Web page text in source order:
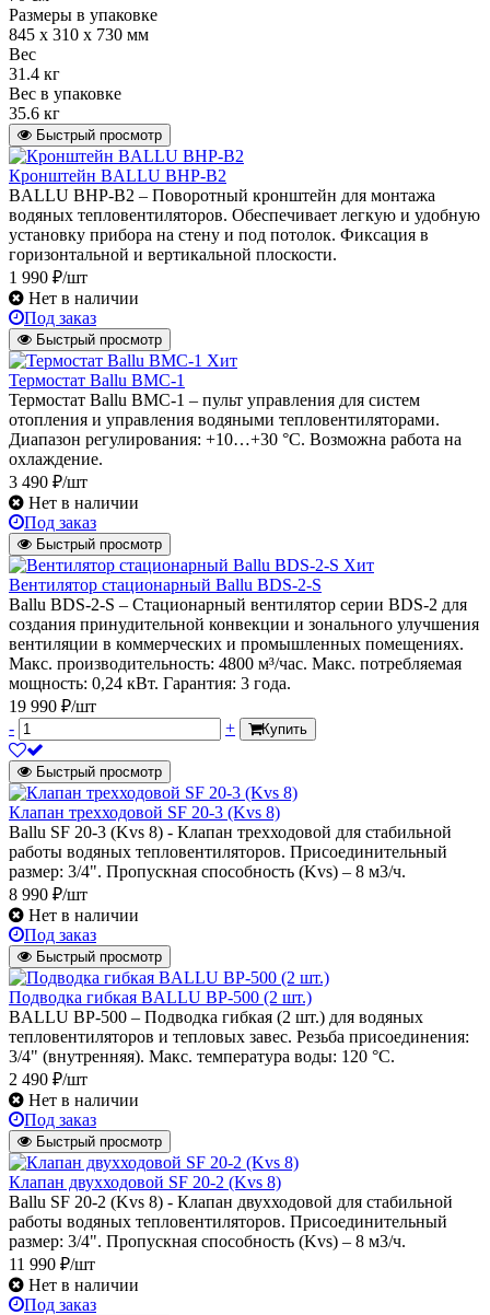
Размеры в упаковке
845 x 310 x 730 мм
Вес
31.4 кг
Вес в упаковке
35.6 кг
Быстрый просмотр
Кронштейн BALLU BHP-B2
BALLU BHP-B2 – Поворотный кронштейн для монтажа
водяных тепловентиляторов. Обеспечивает легкую и удобную
установку прибора на стену и под потолок. Фиксация в
горизонтальной и вертикальной плоскости.
1 990 ₽/шт
Нет в наличии
Под заказ
Быстрый просмотр
Хит
Термостат Ballu BMC-1
Термостат Ballu BMC-1 – пульт управления для систем
отопления и управления водяными тепловентиляторами.
Диапазон регулирования: +10…+30 °С. Возможна работа на
охлаждение.
3 490 ₽/шт
Нет в наличии
Под заказ
Быстрый просмотр
Хит
Вентилятор стационарный Ballu BDS-2-S
Ballu BDS-2-S – Стационарный вентилятор серии BDS-2 для
создания принудительной конвекции и зонального улучшения
вентиляции в коммерческих и промышленных помещениях.
Макс. производительность: 4800 м³/час. Макс. потребляемая
мощность: 0,24 кВт. Гарантия: 3 года.
19 990 ₽/шт
-
+ Купить
Быстрый просмотр
Клапан трехходовой SF 20-3 (Kvs 8)
Ballu SF 20-3 (Kvs 8) - Клапан трехходовой для стабильной
работы водяных тепловентиляторов. Присоединительный
размер: 3/4". Пропускная способность (Kvs) – 8 м3/ч.
8 990 ₽/шт
Нет в наличии
Под заказ
Быстрый просмотр
Подводка гибкая BALLU BP-500 (2 шт.)
BALLU BP-500 – Подводка гибкая (2 шт.) для водяных
тепловентиляторов и тепловых завес. Резьба присоединения:
3/4" (внутренняя). Макс. температура воды: 120 °С.
2 490 ₽/шт
Нет в наличии
Под заказ
Быстрый просмотр
Клапан двухходовой SF 20-2 (Kvs 8)
Ballu SF 20-2 (Kvs 8) - Клапан двухходовой для стабильной
работы водяных тепловентиляторов. Присоединительный
размер: 3/4". Пропускная способность (Kvs) – 8 м3/ч.
11 990 ₽/шт
Нет в наличии
Под заказ